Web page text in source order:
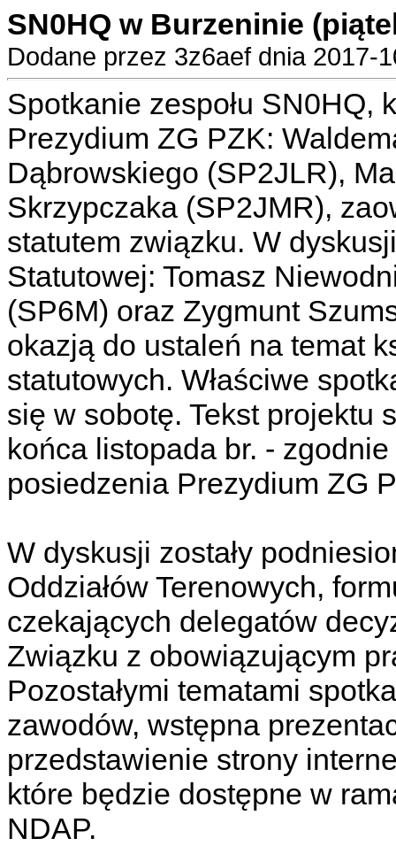
SN0HQ w Burzeninie
Dodane przez 3z6aef dnia 2017-
Spotkanie zespołu SN0HQ,
Prezydium ZG PZK:
Dąbrowskiego (SP2JLR),
Skrzypczaka (SP2JMR),
statutem związku. W
Statutowej: Tomasz
(SP6M) oraz Zygmunt
okazją do ustaleń na temat
statutowych. Właściwe
się w sobotę. Tekst projektu
końca listopada br. -
posiedzenia Prezydium ZG
W dyskusji zostały
Oddziałów Terenowych,
czekających delegatów
Związku z obowiązującym
Pozostałymi tematami
zawodów, wstępna
przedstawienie strony
które będzie dostępne w
NDAP.